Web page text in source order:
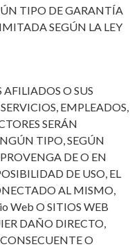
TIPO DE GARANTÍA
SEGÚN LA LEY
O SUS
EMPLEADOS,
SERÁN
TIPO, SEGÚN
DE O EN
DE USO, EL
AL MISMO,
Web O SITIOS WEB
DAÑO DIRECTO,
O